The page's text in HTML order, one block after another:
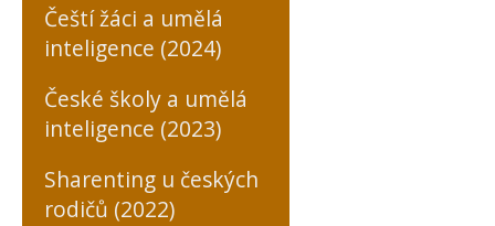
Čeští žáci a umělá
inteligence (2024)
České školy a umělá
inteligence (2023)
Sharenting u českých
rodičů (2022)